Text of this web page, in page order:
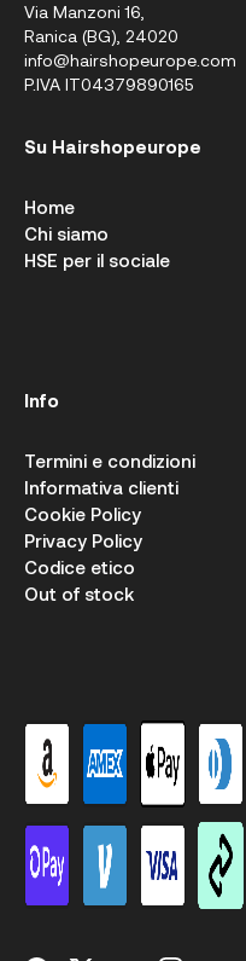
Via Manzoni 16,
Ranica (BG), 24020
info@hairshopeurope.com
P.IVA IT04379890165
Su Hairshopeurope
Home
Chi siamo
HSE per il sociale
Info
Termini e condizioni
Informativa clienti
Cookie Policy
Privacy Policy
Codice etico
Out of stock